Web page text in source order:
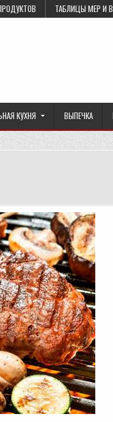
ТАБЛИЦЫ МЕР И
КУХНЯ ВЫПЕЧКА